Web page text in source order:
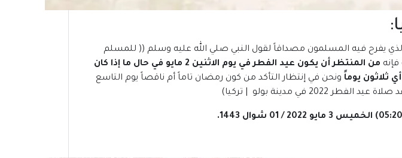
الذي يفرح فيه المسلمون مصداقاً لقول النبي صلي الله عليه وسلم (( للمسلم
من المنتظر أن يكون عيد الفطر في يوم الاثنين 2 مايو في حال ما إذا كان
ونحن في إنتظار التأكد من كون رمضان تاماً أم ناقصاً يوم التاسع
مدينة بولو | تركيا)
.